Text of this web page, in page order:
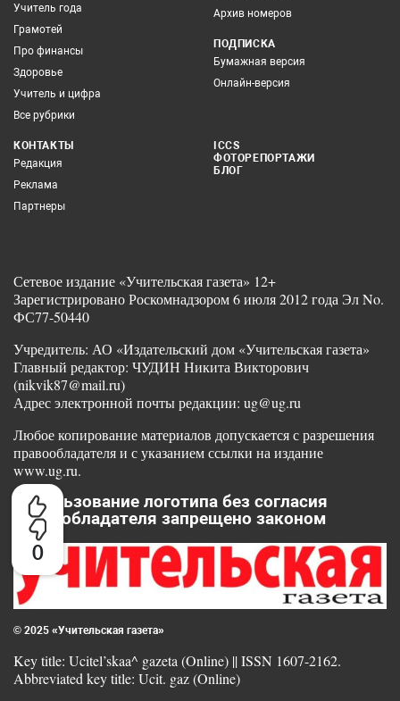
0
Учитель года
Грамотей
Про финансы
Здоровье
Учитель и цифра
Все рубрики
Архив номеров
ПОДПИСКА
Бумажная версия
Онлайн-версия
КОНТАКТЫ
Редакция
Реклама
Партнеры
ICCS
ФОТОРЕПОРТАЖИ
БЛОГ
Сетевое издание «Учительская газета» 12+
Зарегистрировано Роскомнадзором 6 июля 2012 года Эл No.
ФС77-50440
Учредитель: АО «Издательский дом «Учительская газета»
Главный редактор: ЧУДИН Никита Викторович
(nikvik87@mail.ru)
Адрес электронной почты редакции: ug@ug.ru
Любое копирование материалов допускается с разрешения
правообладателя и с указанием ссылки на издание
www.ug.ru.
Использование логотипа без согласия
правообладателя запрещено законом
© 2025 «Учительская газета»
Key title: Ucitel’skaa^ gazeta (Online) || ISSN 1607-2162.
Abbreviated key title: Ucit. gaz (Online)